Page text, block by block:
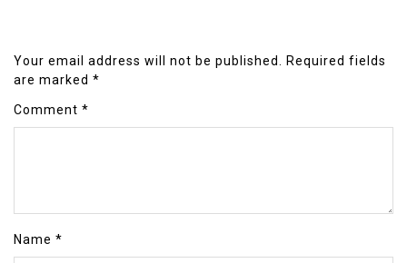
Your email address will not be published.
Required fields
are marked *
Comment *
Name *